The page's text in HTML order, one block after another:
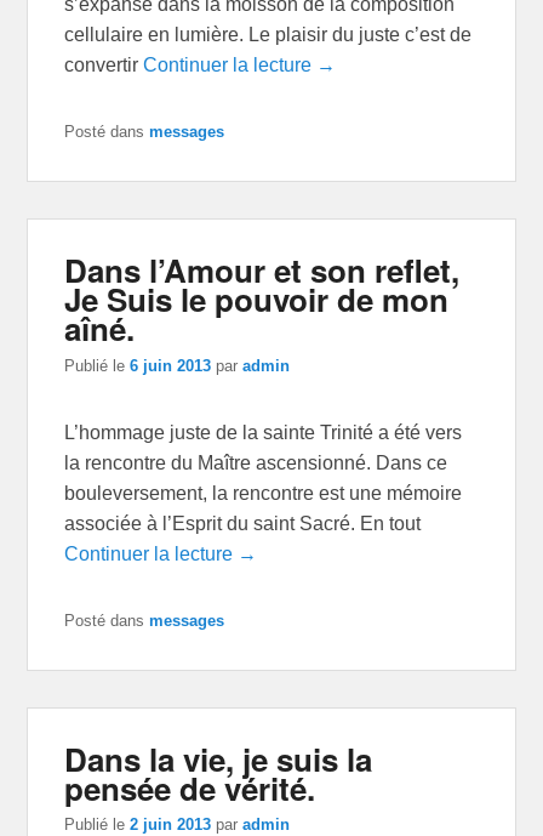
cellulaire en lumière. Le plaisir du juste c’est de
convertirContinuer la lecture →
Posté dans messages
Dans l’Amour et son reflet,
Je Suis le pouvoir de mon
aîné.
Publié le6 juin 2013 paradmin
L’hommage juste de la sainte Trinité a été vers
la rencontre du Maître ascensionné. Dans ce
bouleversement, la rencontre est une mémoire
associée à l’Esprit du saint Sacré. En tout
Continuer la lecture →
Posté dans messages
Dans la vie, je suis la
pensée de vérité.
Publié le2 juin 2013 paradmin